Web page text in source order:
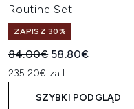
Routine Set
ZAPISZ 30%
Sugerowana cena
84.00€ Aktualna cena:
58.80€
235.20€ za L
SZYBKI PODGLĄD